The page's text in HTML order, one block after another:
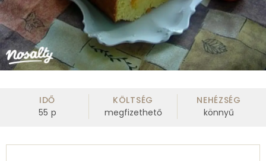
IDŐ
55 p
KÖLTSÉG
megfizethető
NEHÉZSÉG
könnyű